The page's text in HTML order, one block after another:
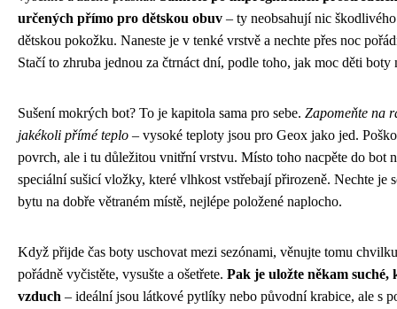
určených přímo pro dětskou obuv – ty neobsahují nic
dětskou pokožku. Naneste je v tenké vrstvě a nechte přes noc
Stačí to zhruba jednou za čtrnáct dní, podle toho, jak moc děti boty
Sušení mokrých bot? To je kapitola sama pro sebe. Zapomeňte na
jakékoli přímé teplo – vysoké teploty jsou pro Geox jako jed.
povrch, ale i tu důležitou vnitřní vrstvu. Místo toho nacpěte do bot
speciální sušicí vložky, které vlhkost vstřebají přirozeně. Nechte je
bytu na dobře větraném místě, nejlépe položené naplocho.
Když přijde čas boty uschovat mezi sezónami, věnujte tomu
pořádně vyčistěte, vysušte a ošetřete. Pak je uložte někam suché,
vzduch – ideální jsou látkové pytlíky nebo původní krabice, ale s